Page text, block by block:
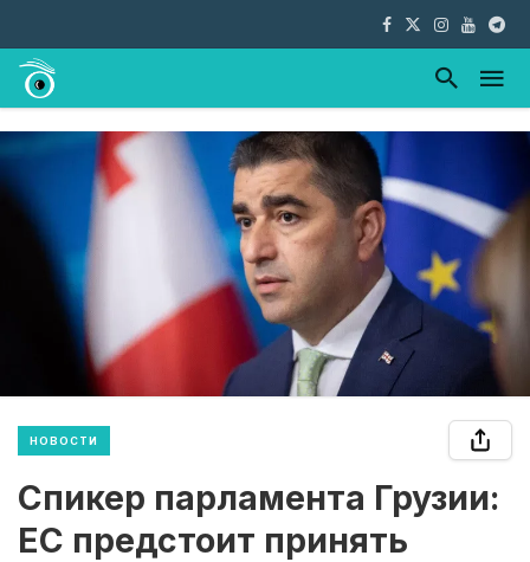
НОВОСТИ
Спикер парламента Грузии:
ЕС предстоит принять